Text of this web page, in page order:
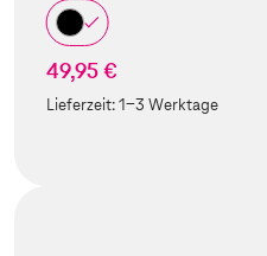
49,95 €
Lieferzeit:1-3 Werktage